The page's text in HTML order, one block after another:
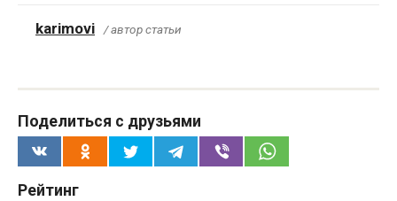
karimovi / автор статьи
Поделиться с друзьями
Рейтинг